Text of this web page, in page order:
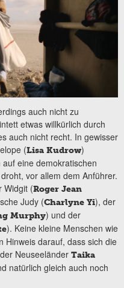
auch nicht zu
etwas willkürlich durch
auch nicht recht. In gewisser
(Lisa Kudrow)
eine demokratischen
vor allem dem Anführer.
Widgit (Roger Jean
Judy (Charlyne Yi), der
Murphy) und der
). Keine kleine Menschen wie
Hinweis darauf, dass sich die
Neuseeländer Taika
natürlich gleich auch noch